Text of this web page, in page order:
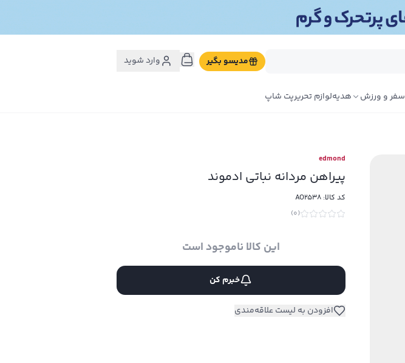
مدیسو بگیر وارد شوید
سفر و ورزش هدیهلوازم تحریرپت شاپ
edmond
پیراهن مردانه نباتی ادموند
کد کالا:AO2538
(
0
)
این کالا ناموجود است
خبرم کن
افزودن به لیست علاقه‌مندی